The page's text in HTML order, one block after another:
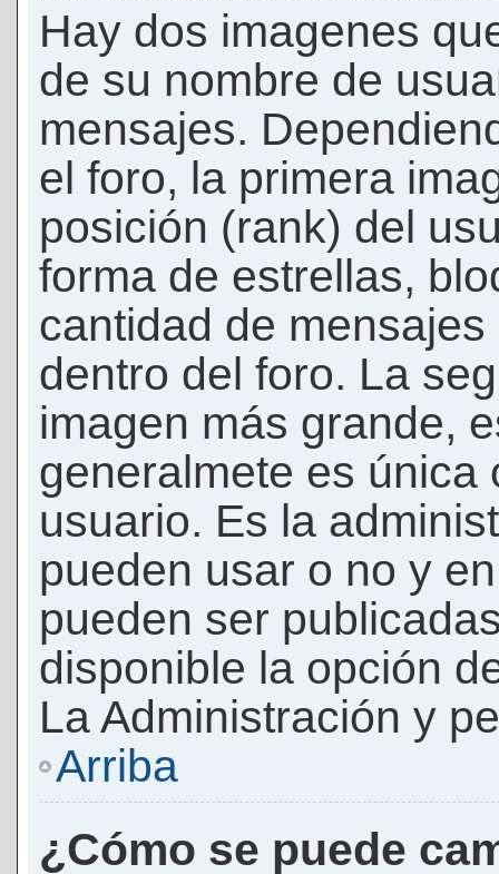
Hay dos imagenes
de su nombre de
mensajes.
el foro, la primera
posición (rank) del
forma de estrellas,
cantidad de
dentro del foro. La
imagen más grande,
generalmete es única
usuario. Es la
pueden usar o no y
pueden ser
disponible la opción
La Administración y
Arriba
¿Cómo se puede